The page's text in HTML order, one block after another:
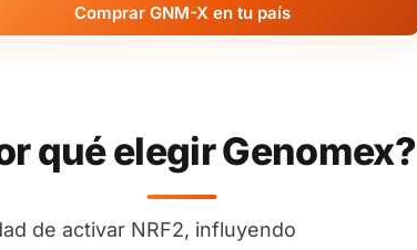
Comprar GNM-X en tu país
qué elegir Genomex?
de activar NRF2, influyendo